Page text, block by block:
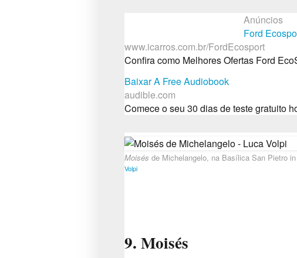
Anúncios
Ford
www.icarros.com.br/FordEcosport
Confira como Melhores Ofertas Ford
Baixar A Free Audiobook
audible.com
Comece o seu 30 dias de teste gratuito
Moisés de Michelangelo, na Basílica San Pietro
Volpi
9. Moisés